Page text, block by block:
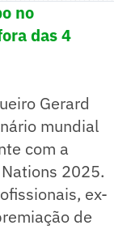
no
das 4
Gerard
mundial
com a
2025.
ex-
de